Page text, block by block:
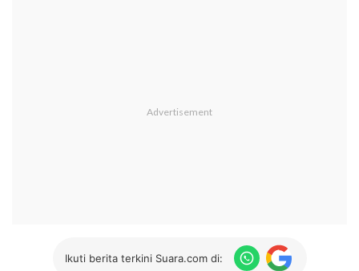
Ikuti berita terkini Suara.com di: